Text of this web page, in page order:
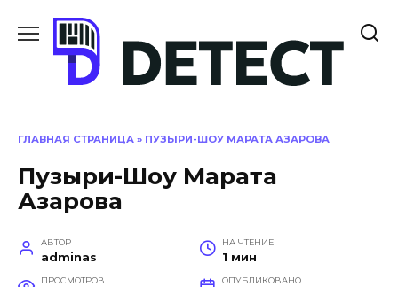
содержанию
ГЛАВНАЯ СТРАНИЦА » ПУЗЫРИ-ШОУ МАРАТА АЗАРОВА
Пузыри-Шоу Марата
Азарова
АВТОР
adminas
НА ЧТЕНИЕ
1 мин
ПРОСМОТРОВ ОПУБЛИКОВАНО